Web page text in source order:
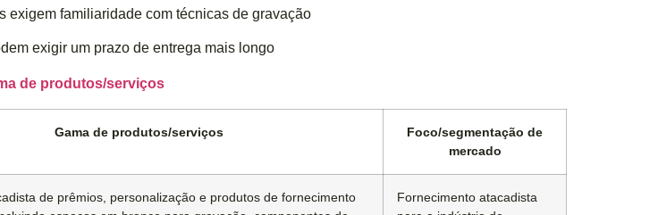
exigem familiaridade com técnicas de gravação
exigir um prazo de entrega mais longo
de produtos/serviços
Gama de produtos/serviços
Foco/segmentação de
mercado
de prêmios, personalização e produtos de fornecimento
Fornecimento atacadista